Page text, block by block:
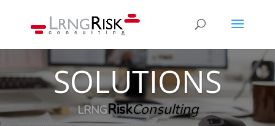
SOLUTIONS
LRNGRiskConsulting